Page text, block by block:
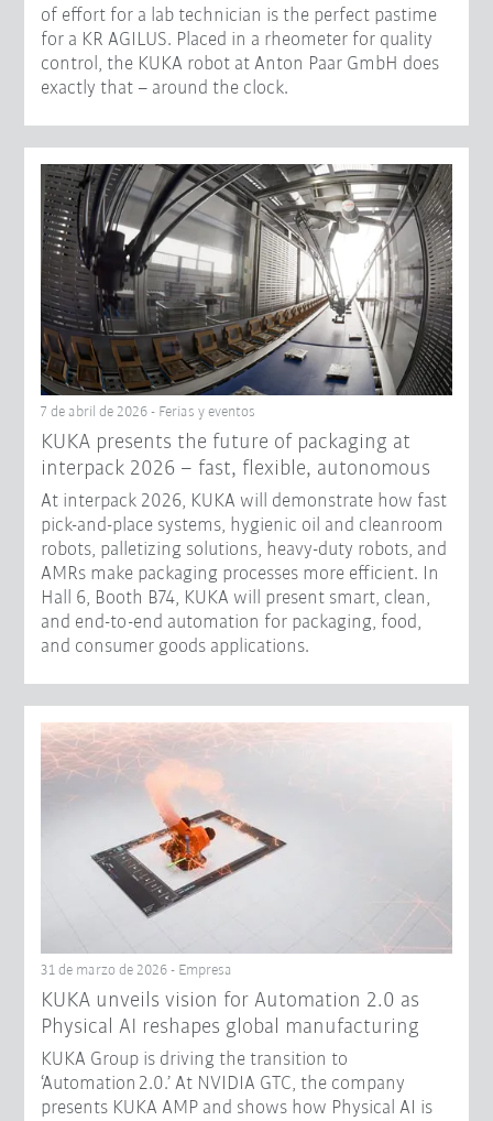
of effort for a lab technician is the perfect pastime
for a KR AGILUS. Placed in a rheometer for quality
control, the KUKA robot at Anton Paar GmbH does
exactly that – around the clock.
7 de abril de 2026 - Ferias y eventos
KUKA presents the future of packaging at
interpack 2026 – fast, flexible, autonomous
At interpack 2026, KUKA will demonstrate how fast
pick-and-place systems, hygienic oil and cleanroom
robots, palletizing solutions, heavy-duty robots, and
AMRs make packaging processes more efficient. In
Hall 6, Booth B74, KUKA will present smart, clean,
and end-to-end automation for packaging, food,
and consumer goods applications.
31 de marzo de 2026 - Empresa
​KUKA unveils vision for Automation 2.0 as
Physical AI reshapes global manufacturing​
KUKA Group is driving the transition to
‘Automation 2.0.’ At NVIDIA GTC, the company
presents KUKA AMP and shows how Physical AI is